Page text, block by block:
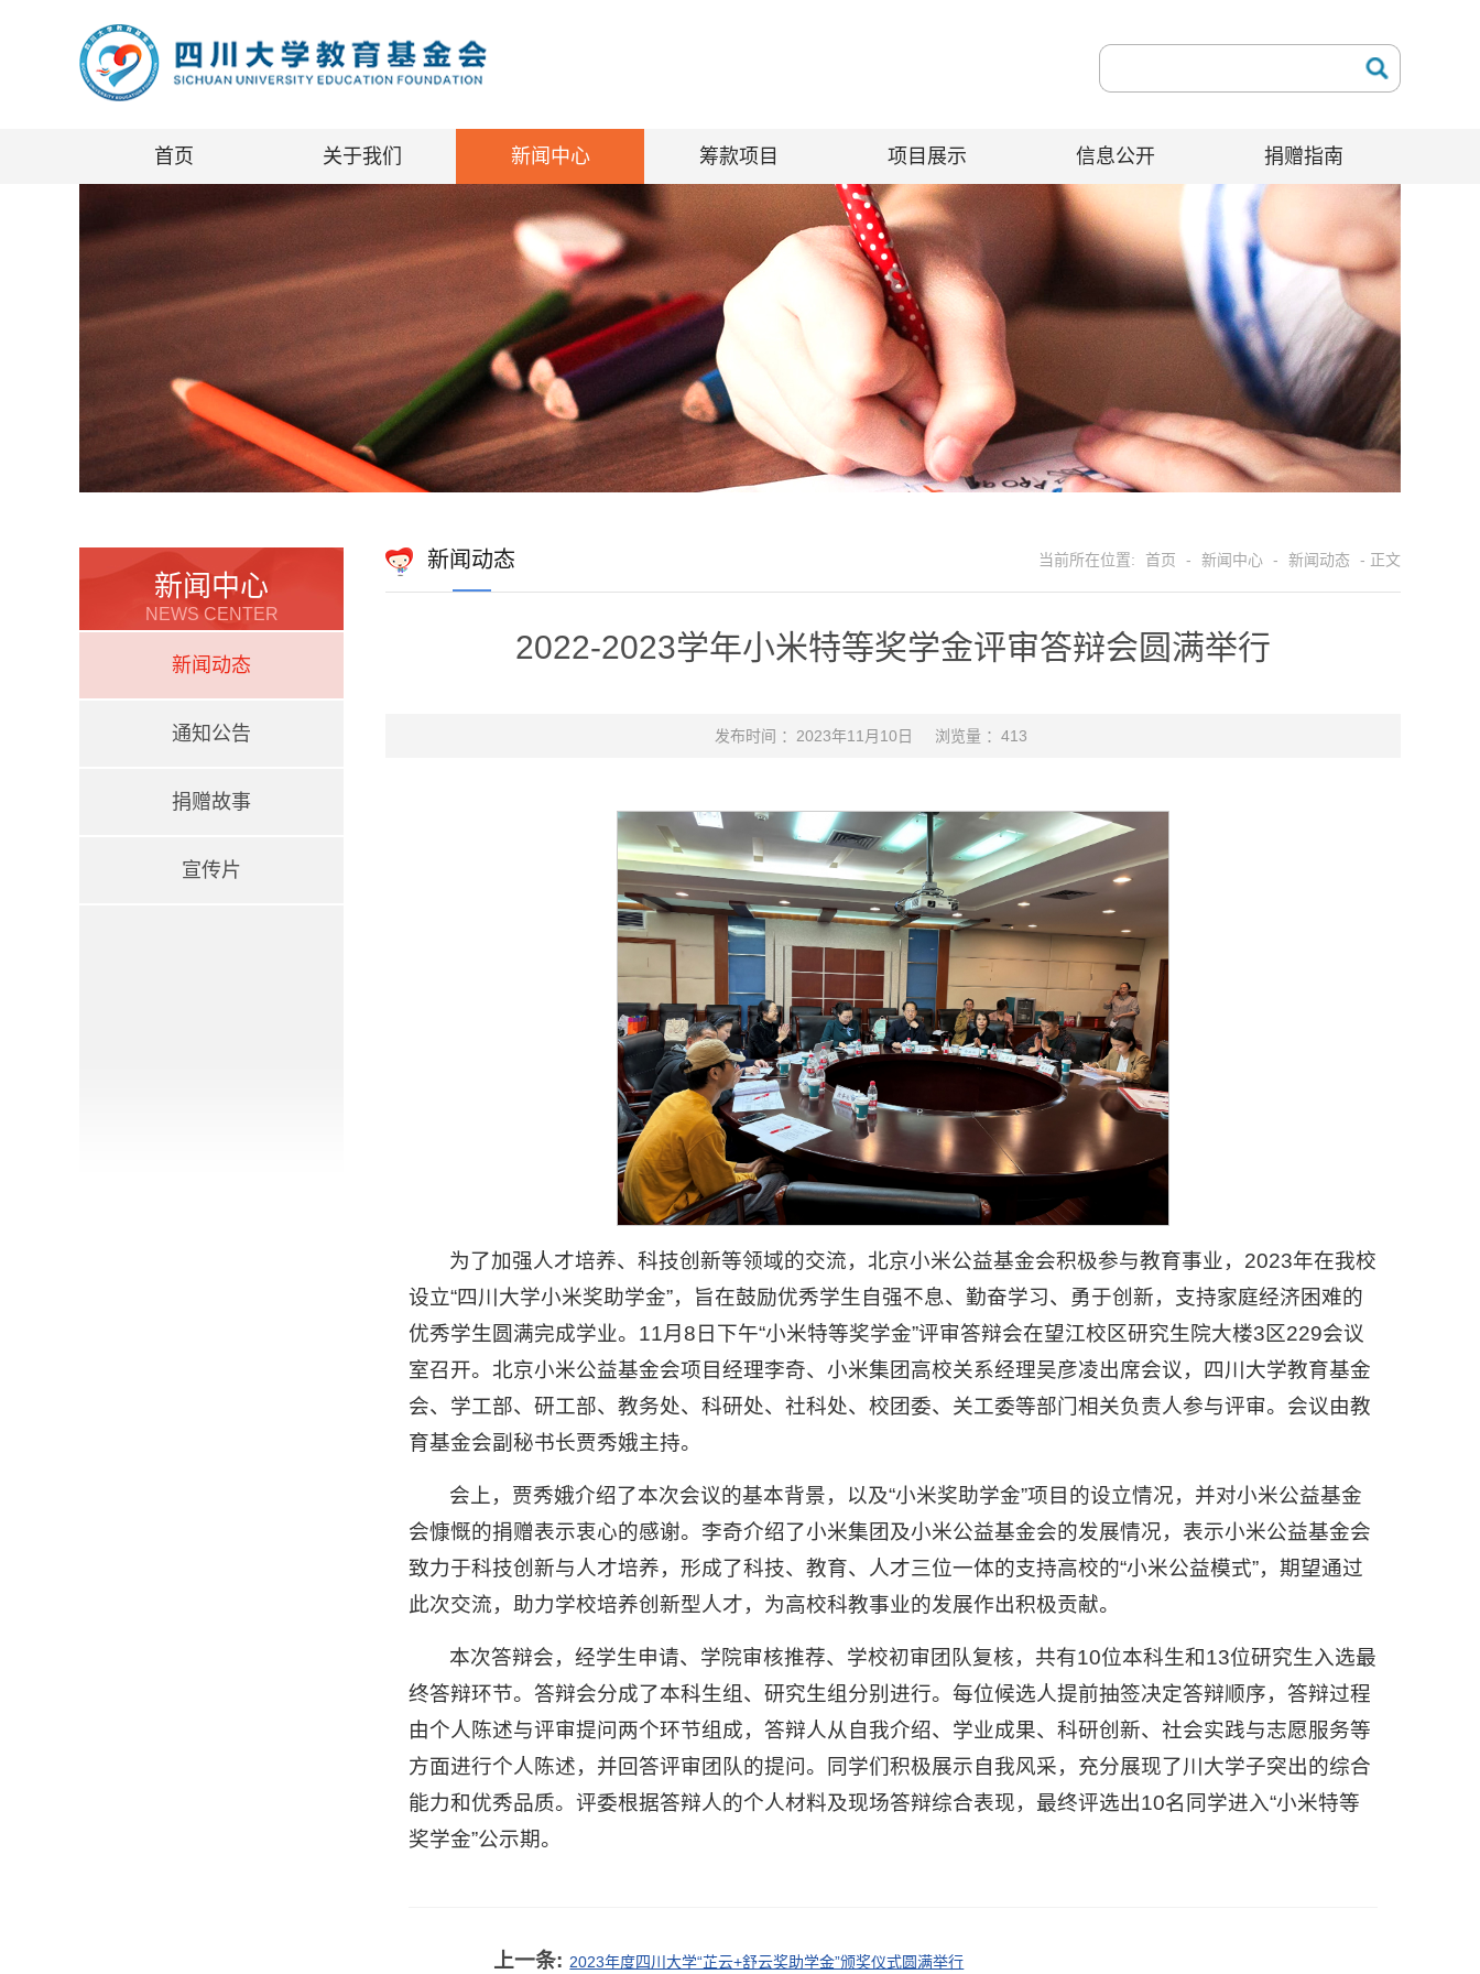
首页 关于我们 新闻中心 筹款项目 项目展示 信息公开 捐赠指南
新闻中心
NEWS CENTER
新闻动态
通知公告
捐赠故事
宣传片
新闻动态 当前所在位置: 首页 - 新闻中心 - 新闻动态 - 正文
2022-2023学年小米特等奖学金评审答辩会圆满举行
发布时间 ：2023年11月10日 浏览量 ： 413
为了加强人才培养、科技创新等领域的交流，北京小米公益基金会积极参与教育事业，2023年在我校
设立“四川大学小米奖助学金”，旨在鼓励优秀学生自强不息、勤奋学习、勇于创新，支持家庭经济困难的
优秀学生圆满完成学业。11月8日下午“小米特等奖学金”评审答辩会在望江校区研究生院大楼3区229会议
室召开。北京小米公益基金会项目经理李奇、小米集团高校关系经理吴彦凌出席会议，四川大学教育基金
会、学工部、研工部、教务处、科研处、社科处、校团委、关工委等部门相关负责人参与评审。会议由教
育基金会副秘书长贾秀娥主持。
会上，贾秀娥介绍了本次会议的基本背景，以及“小米奖助学金”项目的设立情况，并对小米公益基金
会慷慨的捐赠表示衷心的感谢。李奇介绍了小米集团及小米公益基金会的发展情况，表示小米公益基金会
致力于科技创新与人才培养，形成了科技、教育、人才三位一体的支持高校的“小米公益模式”，期望通过
此次交流，助力学校培养创新型人才，为高校科教事业的发展作出积极贡献。
本次答辩会，经学生申请、学院审核推荐、学校初审团队复核，共有10位本科生和13位研究生入选最
终答辩环节。答辩会分成了本科生组、研究生组分别进行。每位候选人提前抽签决定答辩顺序，答辩过程
由个人陈述与评审提问两个环节组成，答辩人从自我介绍、学业成果、科研创新、社会实践与志愿服务等
方面进行个人陈述，并回答评审团队的提问。同学们积极展示自我风采，充分展现了川大学子突出的综合
能力和优秀品质。评委根据答辩人的个人材料及现场答辩综合表现，最终评选出10名同学进入“小米特等
奖学金”公示期。
上一条: 2023年度四川大学“芷云+舒云奖助学金”颁奖仪式圆满举行